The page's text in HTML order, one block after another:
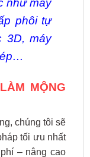
nhưmáy
phôi tự
3D, máy
ép…
MỘNG
chúng tôi sẽ
tối ưu nhất
– nâng cao